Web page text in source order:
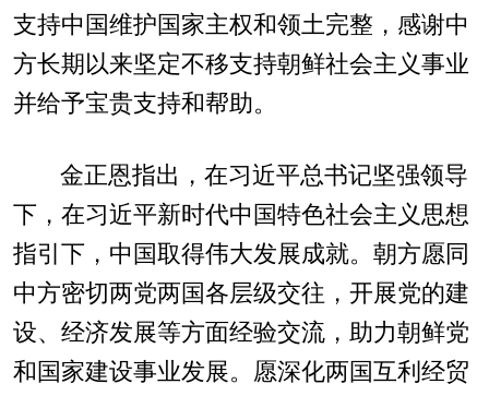
支持中国维护国家主权和领土完整，感谢中
方长期以来坚定不移支持朝鲜社会主义事业
并给予宝贵支持和帮助。
金正恩指出，在习近平总书记坚强领导
下，在习近平新时代中国特色社会主义思想
指引下，中国取得伟大发展成就。朝方愿同
中方密切两党两国各层级交往，开展党的建
设、经济发展等方面经验交流，助力朝鲜党
和国家建设事业发展。愿深化两国互利经贸